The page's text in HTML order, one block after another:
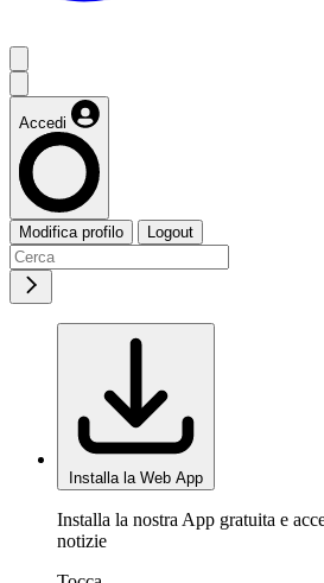
Accedi
Modifica profilo Logout
Installa la Web App
Installa la nostra App gratuita e
notizie